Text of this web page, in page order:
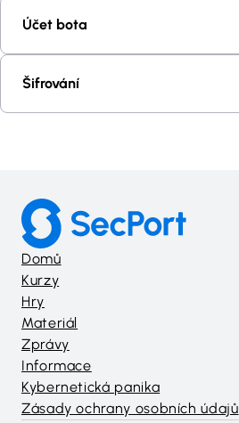
Účet bota
Šifrování
Domů
Kurzy
Hry
Materiál
Zprávy
Informace
Kybernetická panika
Zásady ochrany osobních údajů